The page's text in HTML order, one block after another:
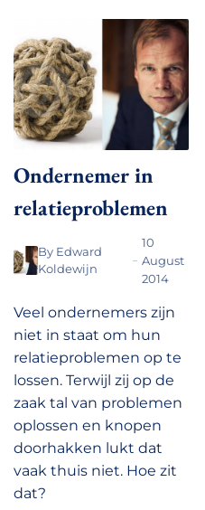
Ondernemer in
relatieproblemen
By Edward
Koldewijn
10
August
2014
Veel ondernemers zijn
niet in staat om hun
relatieproblemen op te
lossen. Terwijl zij op de
zaak tal van problemen
oplossen en knopen
doorhakken lukt dat
vaak thuis niet. Hoe zit
dat?